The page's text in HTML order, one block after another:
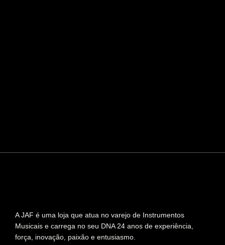
A JAF é uma loja que atua no varejo de Instrumentos
Musicais e carrega no seu DNA 24 anos de experiência,
força, inovação, paixão e entusiasmo.